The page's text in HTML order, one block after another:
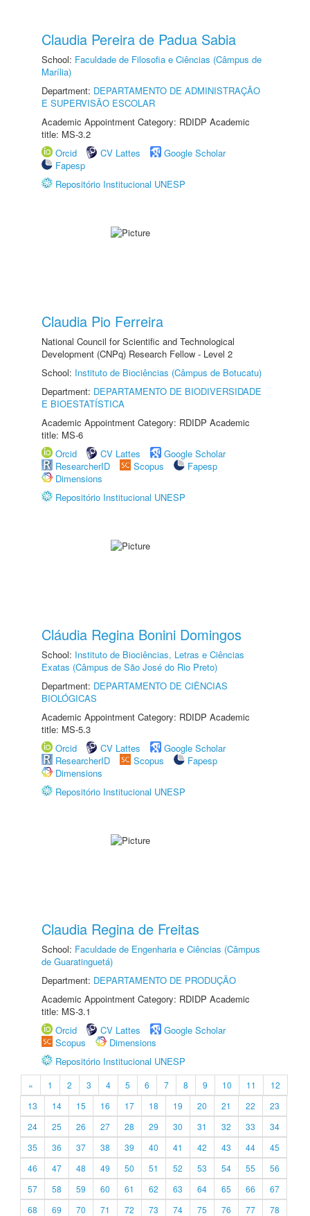
Claudia Pereira de Padua Sabia
School: Faculdade de Filosofia e Ciências (Câmpus de
Marília)
Department: DEPARTAMENTO DE ADMINISTRAÇÃO
E SUPERVISÃO ESCOLAR
Academic Appointment Category: RDIDP Academic
title: MS-3.2
Orcid
CV Lattes
Google Scholar
Fapesp
Repositório Institucional UNESP
Claudia Pio Ferreira
National Council for Scientific and Technological
Development (CNPq) Research Fellow - Level 2
School: Instituto de Biociências (Câmpus de Botucatu)
Department: DEPARTAMENTO DE BIODIVERSIDADE
E BIOESTATÍSTICA
Academic Appointment Category: RDIDP Academic
title: MS-6
Orcid
CV Lattes
Google Scholar
ResearcherID
Scopus
Fapesp
Dimensions
Repositório Institucional UNESP
Cláudia Regina Bonini Domingos
School: Instituto de Biociências, Letras e Ciências
Exatas (Câmpus de São José do Rio Preto)
Department: DEPARTAMENTO DE CIÊNCIAS
BIOLÓGICAS
Academic Appointment Category: RDIDP Academic
title: MS-5.3
Orcid
CV Lattes
Google Scholar
ResearcherID
Scopus
Fapesp
Dimensions
Repositório Institucional UNESP
Claudia Regina de Freitas
School: Faculdade de Engenharia e Ciências (Câmpus
de Guaratinguetá)
Department: DEPARTAMENTO DE PRODUÇÃO
Academic Appointment Category: RDIDP Academic
title: MS-3.1
Orcid
CV Lattes
Google Scholar
Scopus
Dimensions
Repositório Institucional UNESP
« 1 2 3 4 5 6 7 8 9 10 11
12
13
14 15 16 17 18 19 20 21 22
23
24
25 26 27 28 29 30 31 32 33
34
35
36 37 38 39 40 41 42 43 44
45
46
47 48 49 50 51 52 53 54 55
56
57
58 59 60 61 62 63 64 65 66
67
68
69 70 71 72 73 74 75 76 77
78